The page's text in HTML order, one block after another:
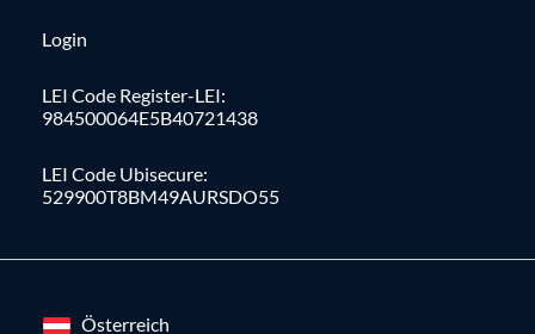
Login
LEI Code Register-LEI:
984500064E5B40721438
LEI Code Ubisecure:
529900T8BM49AURSDO55
Österreich